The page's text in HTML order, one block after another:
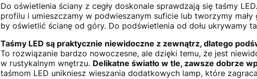
Do oświetlenia ściany z cegły doskonale sprawdzają się taśmy
profilu i umieszczamy w podwieszanym suficie lub tworzymy
by oświetlić ścianę od góry. Do podświetlenia od dołu ukrywamy
Taśmy LED są praktycznie niewidoczne z zewnątrz, dlatego
To rozwiązanie bardzo nowoczesne, ale dzięki temu, że jest
w rustykalnym wnętrzu. Delikatne światło w tle, zawsze dobrze
taśmom LED unikniesz wieszania dodatkowych lamp, które